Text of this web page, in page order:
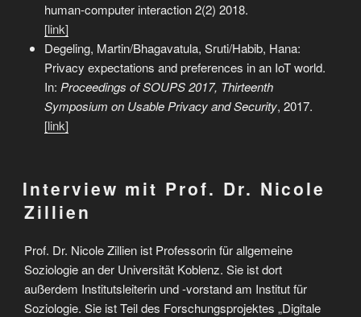
human-computer interaction 2(2) 2018.
[link]
Degeling, Martin/Bhagavatula, Sruti/Habib, Hana:
Privacy expectations and preferences in an IoT world.
In: Proceedings of SOUPS 2017, Thirteenth
Symposium on Usable Privacy and Security, 2017.
[link]
Interview mit Prof. Dr. Nicole
Zillien
Prof. Dr. Nicole Zillien ist Professorin für allgemeine
Soziologie an der Universität Koblenz. Sie ist dort
außerdem Institutsleiterin und -vorstand am Institut für
Soziologie. Sie ist Teil des Forschungsprojektes „Digitale